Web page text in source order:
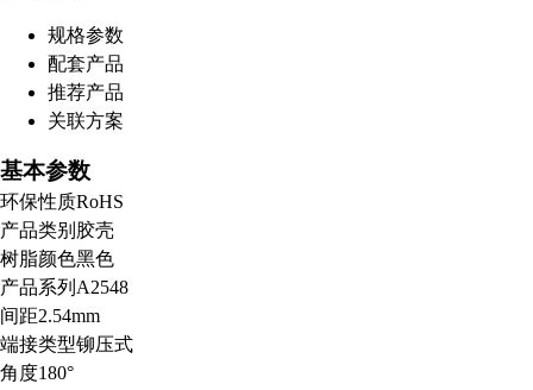
规格参数
配套产品
推荐产品
关联方案
基本参数
环保性质RoHS
产品类别 胶壳
树脂颜色黑色
产品系列 A2548
间距2.54mm
端接类型铆压式
角度180°